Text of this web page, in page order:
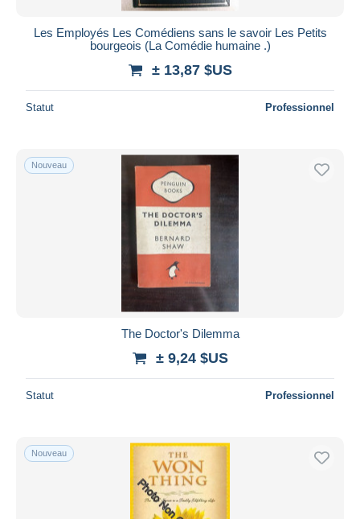
Les Employés Les Comédiens sans le savoir Les Petits
bourgeois (La Comédie humaine .)
± 13,87 $US
Statut Professionnel
Nouveau
The Doctor's Dilemma
± 9,24 $US
Statut Professionnel
Nouveau